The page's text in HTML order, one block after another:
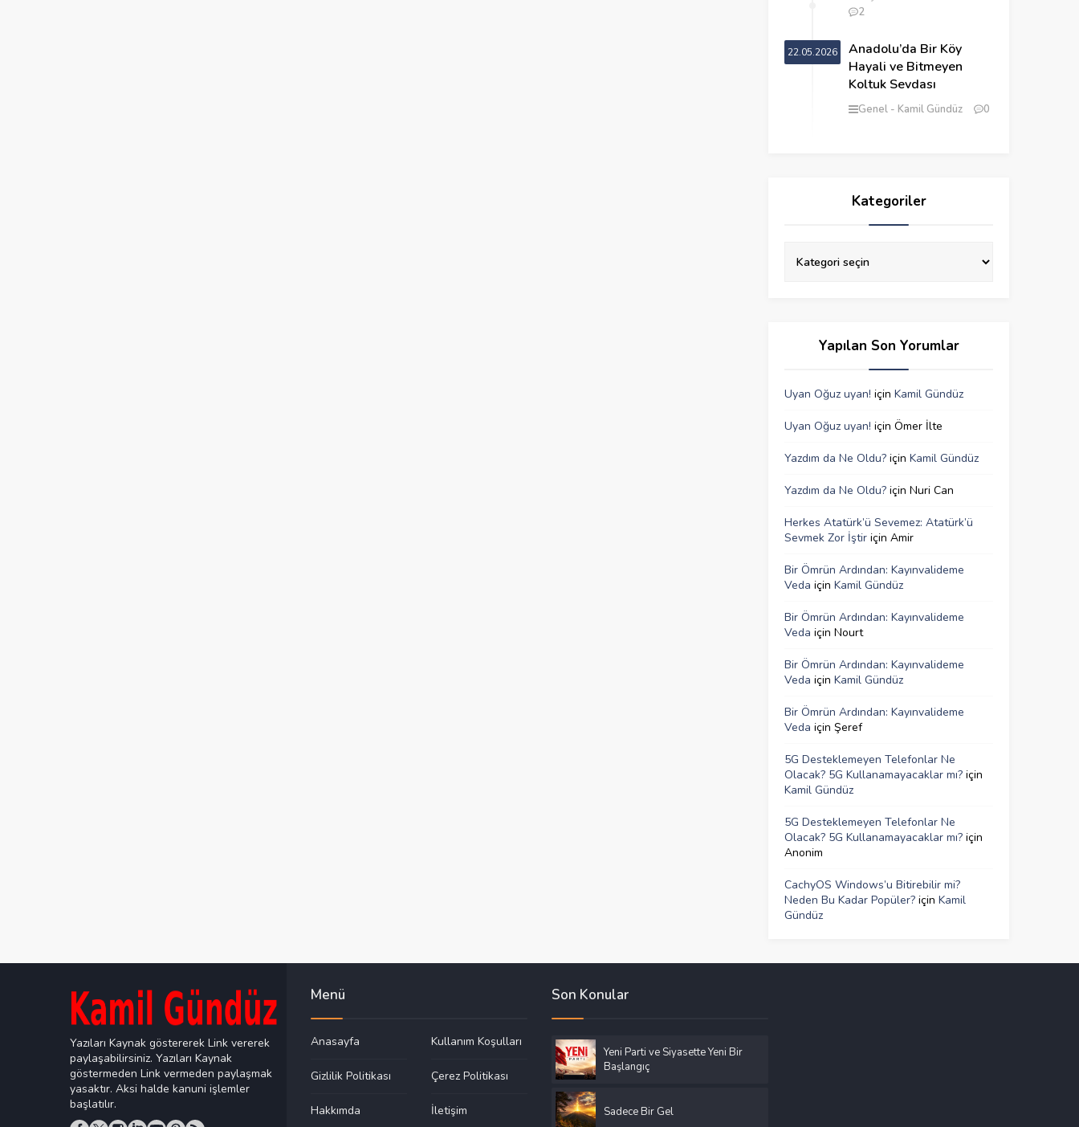
2
22.05.2026
Anadolu’da Bir Köy
Hayali ve Bitmeyen
Koltuk Sevdası
Genel Kamil Gündüz 0
Kategoriler
Yapılan Son Yorumlar
Uyan Oğuz uyan! için Kamil Gündüz
Uyan Oğuz uyan! için Ömer İlte
Yazdım da Ne Oldu? için Kamil Gündüz
Yazdım da Ne Oldu? için Nuri Can
Herkes Atatürk’ü Sevemez: Atatürk’ü
Sevmek Zor İştir için Amir
Bir Ömrün Ardından: Kayınvalideme
Veda için Kamil Gündüz
Bir Ömrün Ardından: Kayınvalideme
Veda için Nourt
Bir Ömrün Ardından: Kayınvalideme
Veda için Kamil Gündüz
Bir Ömrün Ardından: Kayınvalideme
Veda için Şeref
5G Desteklemeyen Telefonlar Ne
Olacak? 5G Kullanamayacaklar mı? için
Kamil Gündüz
5G Desteklemeyen Telefonlar Ne
Olacak? 5G Kullanamayacaklar mı? için
Anonim
CachyOS Windows’u Bitirebilir mi?
Neden Bu Kadar Popüler? için Kamil
Gündüz
Yazıları Kaynak göstererek Link vererek
paylaşabilirsiniz. Yazıları Kaynak
göstermeden Link vermeden paylaşmak
yasaktır. Aksi halde kanuni işlemler
başlatılır.
Menü
Anasayfa Kullanım Koşulları
Gizlilik Politikası Çerez Politikası
Hakkımda İletişim
Son Konular
Yeni Parti ve Siyasette Yeni Bir
Başlangıç
Sadece Bir Gel